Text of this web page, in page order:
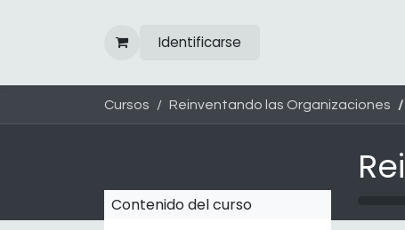
Identificarse
Cursos Reinventando las Organizaciones
Contenido del curso